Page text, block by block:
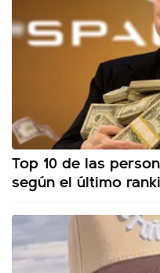
Top 10 de las
según el último